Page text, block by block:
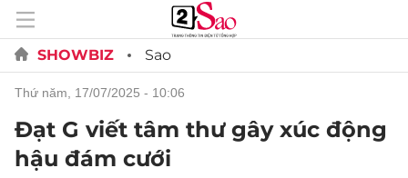
SHOWBIZ Sao
thứ năm, 17/07/2025 - 10:06
Đạt G viết tâm thư gây xúc động
hậu đám cưới